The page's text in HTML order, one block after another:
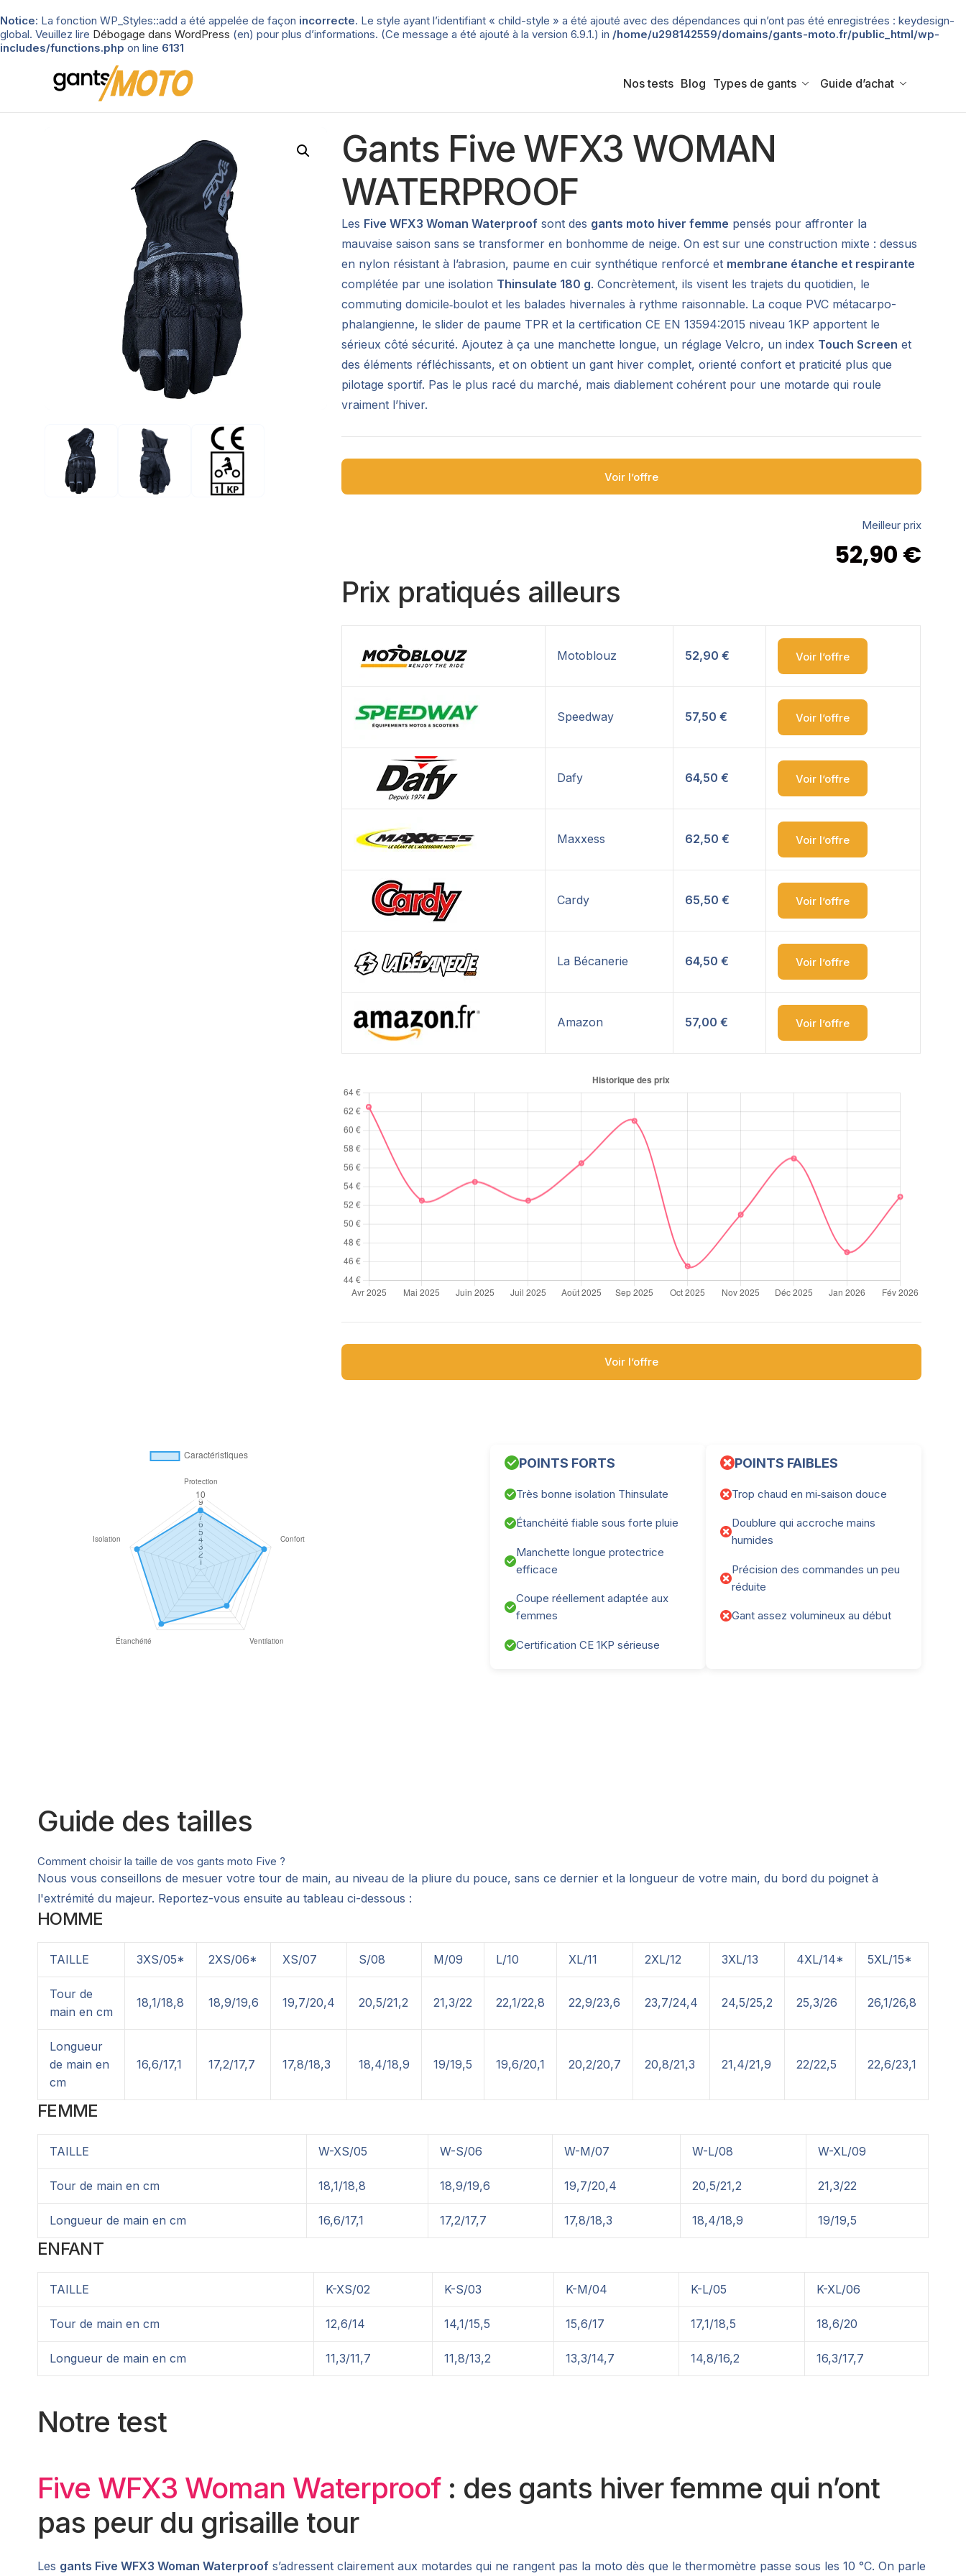
Notice: La fonction WP_Styles::add a été appelée de façon incorrecte. Le style ayant l’identifiant « child-style » a été ajouté avec des dépendances qui n’ont pas été enregistrées : keydesign-
global. Veuillez lire Débogage dans WordPress (en) pour plus d’informations. (Ce message a été ajouté à la version 6.9.1.) in /home/u298142559/domains/gants-moto.fr/public_html/wp-
includes/functions.php on line 6131
Nos tests Blog Types de gants Guide d’achat
Gants Five WFX3 WOMAN
WATERPROOF
Les Five WFX3 Woman Waterproof sont des gants moto hiver femme pensés pour affronter la
mauvaise saison sans se transformer en bonhomme de neige. On est sur une construction mixte : dessus
en nylon résistant à l’abrasion, paume en cuir synthétique renforcé et membrane étanche et respirante
complétée par une isolation Thinsulate 180 g. Concrètement, ils visent les trajets du quotidien, le
commuting domicile‑boulot et les balades hivernales à rythme raisonnable. La coque PVC métacarpo-
phalangienne, le slider de paume TPR et la certification CE EN 13594:2015 niveau 1KP apportent le
sérieux côté sécurité. Ajoutez à ça une manchette longue, un réglage Velcro, un index Touch Screen et
des éléments réfléchissants, et on obtient un gant hiver complet, orienté confort et praticité plus que
pilotage sportif. Pas le plus racé du marché, mais diablement cohérent pour une motarde qui roule
vraiment l’hiver.
Voir l’offre
Meilleur prix
52,90 €
Prix pratiqués ailleurs
Motoblouz 52,90 € Voir l’offre
Speedway 57,50 € Voir l’offre
Dafy 64,50 € Voir l’offre
Maxxess 62,50 € Voir l’offre
Cardy 65,50 € Voir l’offre
La Bécanerie 64,50 € Voir l’offre
Amazon 57,00 € Voir l’offre
Voir l’offre
POINTS FORTS
Très bonne isolation Thinsulate
Étanchéité fiable sous forte pluie
Manchette longue protectrice
efficace
Coupe réellement adaptée aux
femmes
Certification CE 1KP sérieuse
POINTS FAIBLES
Trop chaud en mi‑saison douce
Doublure qui accroche mains
humides
Précision des commandes un peu
réduite
Gant assez volumineux au début
Guide des tailles
Comment choisir la taille de vos gants moto Five ?
Nous vous conseillons de mesuer votre tour de main, au niveau de la pliure du pouce, sans ce dernier et la longueur de votre main, du bord du poignet à
l'extrémité du majeur. Reportez-vous ensuite au tableau ci-dessous :
HOMME
TAILLE 3XS/05* 2XS/06* XS/07 S/08 M/09 L/10 XL/11 2XL/12 3XL/13 4XL/14* 5XL/15*
Tour de
main en cm
18,1/18,8 18,9/19,6 19,7/20,4 20,5/21,2 21,3/22 22,1/22,8 22,9/23,6 23,7/24,4 24,5/25,2 25,3/26 26,1/26,8
Longueur
de main en
cm
16,6/17,1 17,2/17,7 17,8/18,3 18,4/18,9 19/19,5 19,6/20,1 20,2/20,7 20,8/21,3 21,4/21,9 22/22,5 22,6/23,1
FEMME
TAILLE W-XS/05 W-S/06 W-M/07 W-L/08 W-XL/09
Tour de main en cm 18,1/18,8 18,9/19,6 19,7/20,4 20,5/21,2 21,3/22
Longueur de main en cm 16,6/17,1 17,2/17,7 17,8/18,3 18,4/18,9 19/19,5
ENFANT
TAILLE K-XS/02 K-S/03 K-M/04 K-L/05 K-XL/06
Tour de main en cm 12,6/14 14,1/15,5 15,6/17 17,1/18,5 18,6/20
Longueur de main en cm 11,3/11,7 11,8/13,2 13,3/14,7 14,8/16,2 16,3/17,7
Notre test
Five WFX3 Woman Waterproof: des gants hiver femme qui n’ont
pas peur du grisaille tour
Les gants Five WFX3 Woman Waterproof s’adressent clairement aux motardes qui ne rangent pas la moto dès que le thermomètre passe sous les 10 °C. On parle